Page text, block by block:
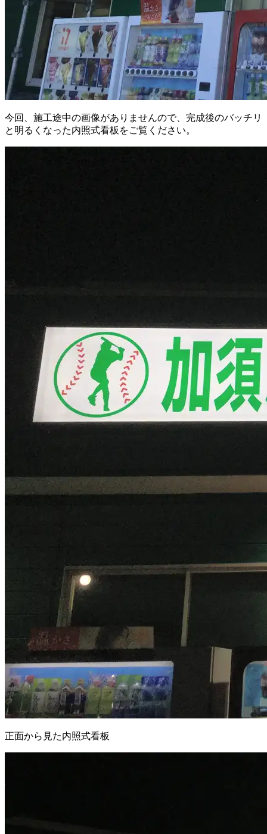
今回、施工途中の画像がありませんので、完成後のバッチリ
と明るくなった内照式看板をご覧ください。
正面から見た内照式看板